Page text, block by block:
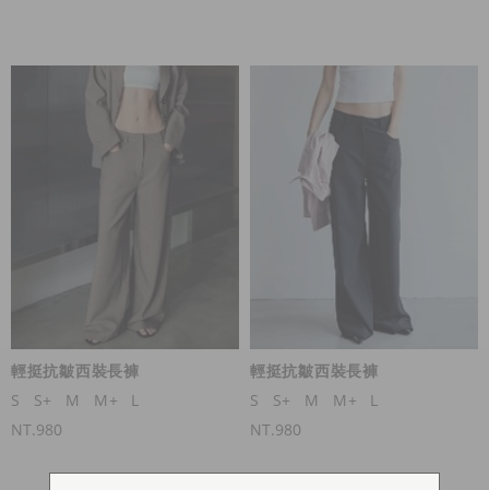
輕挺抗皺西裝長褲
S
S+ M M+
L
NT.980
輕挺抗皺西裝長褲
S
S+ M M+
L
NT.980